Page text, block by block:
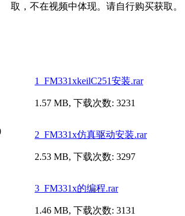
取，不在视频中体现。请自行购买获取。
1_FM331xkeilC251安装.rar
1.57 MB, 下载次数: 3231
2_FM331x仿真驱动安装.rar
2.53 MB, 下载次数: 3297
3_FM331x的编程.rar
1.46 MB, 下载次数: 3131